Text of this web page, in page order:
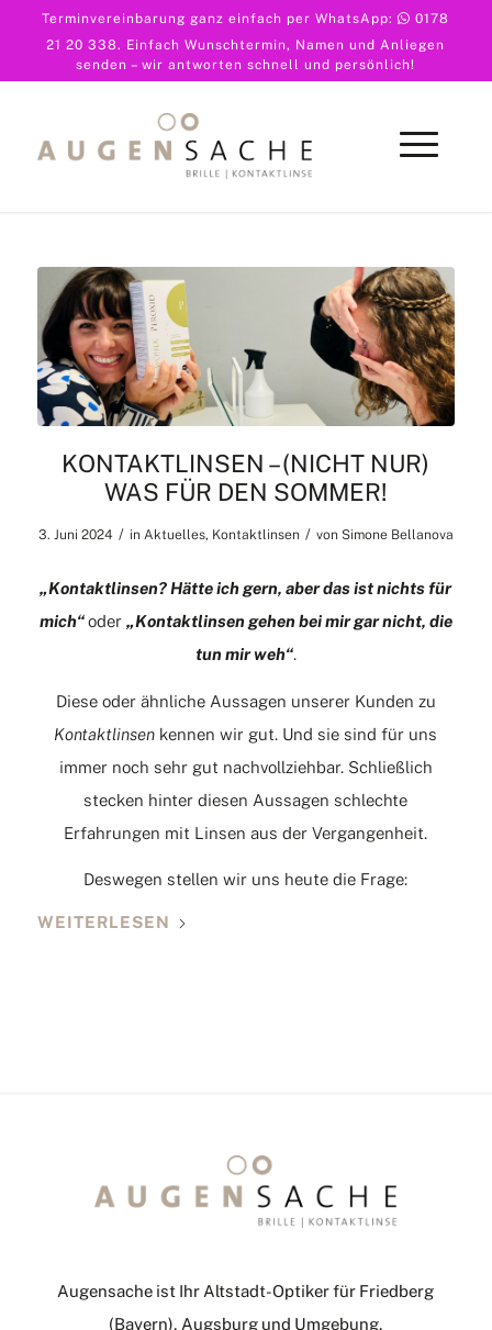
Terminvereinbarung ganz einfach per WhatsApp:
0178
21 20 338. Einfach Wunschtermin, Namen und Anliegen
senden – wir antworten schnell und persönlich!
KONTAKTLINSEN – (NICHT NUR)
WAS FÜR DEN SOMMER!
3. Juni 2024 / in Aktuelles, Kontaktlinsen / von Simone Bellanova
„Kontaktlinsen? Hätte ich gern, aber das ist nichts für
mich“oder „Kontaktlinsen gehen bei mir gar nicht, die
tun mir weh“.
Diese oder ähnliche Aussagen unserer Kunden zu
Kontaktlinsen kennen wir gut. Und sie sind für uns
immer noch sehr gut nachvollziehbar. Schließlich
stecken hinter diesen Aussagen schlechte
Erfahrungen mit Linsen aus der Vergangenheit.
Deswegen stellen wir uns heute die Frage:
WEITERLESEN
Augensache ist Ihr Altstadt-Optiker für Friedberg
(Bayern), Augsburg und Umgebung.